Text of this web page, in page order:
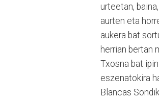
urteetan,
aurten eta
aukera bat
herrian bertan
Txosna bat
eszenatokira
Blancas